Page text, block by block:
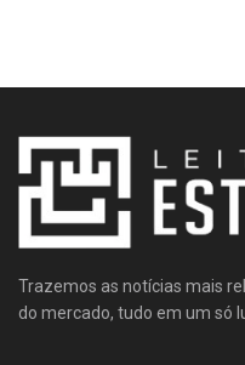
Trazemos as notícias mais
do mercado, tudo em um só